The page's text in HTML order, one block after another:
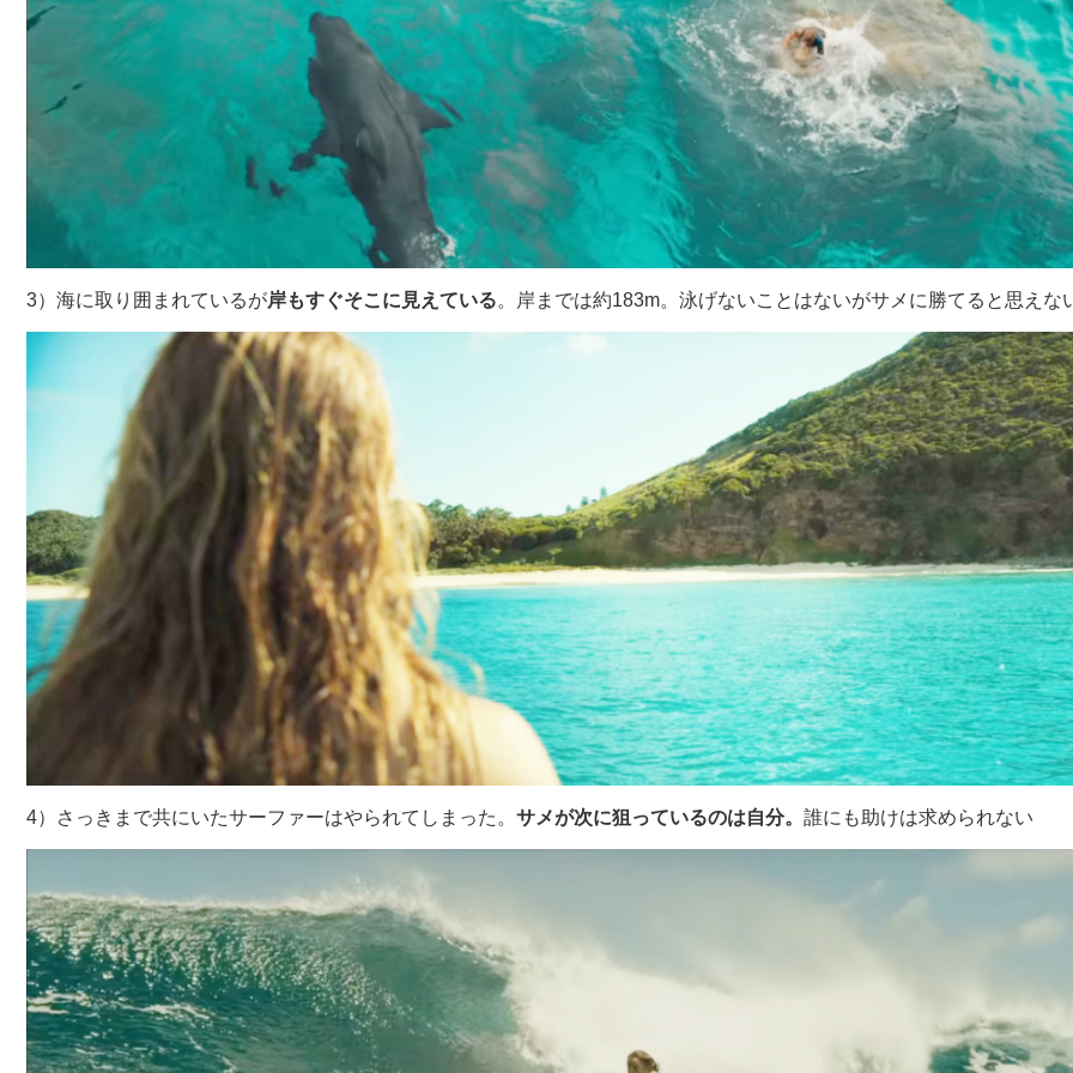
3）海に取り囲まれているが岸もすぐそこに見えている。岸までは約183m。泳げないことはないがサメに勝てると思えな
4）さっきまで共にいたサーファーはやられてしまった。 サメが次に狙っているのは自分。 誰にも助けは求められない